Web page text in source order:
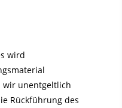
wird
wir unentgeltlich
Rückführung des